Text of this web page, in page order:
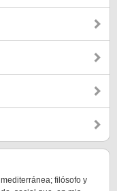
filósofo y